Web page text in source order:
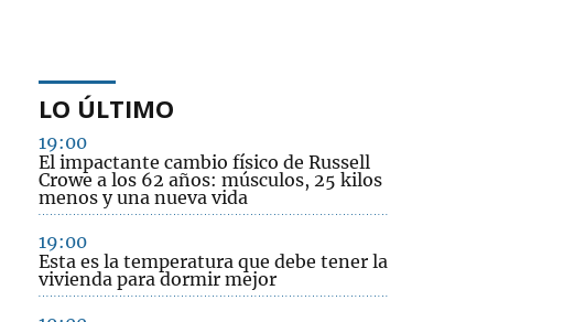
LO ÚLTIMO
19:00
El impactante cambio físico de Russell
Crowe a los 62 años: músculos, 25 kilos
menos y una nueva vida
19:00
Esta es la temperatura que debe tener la
vivienda para dormir mejor